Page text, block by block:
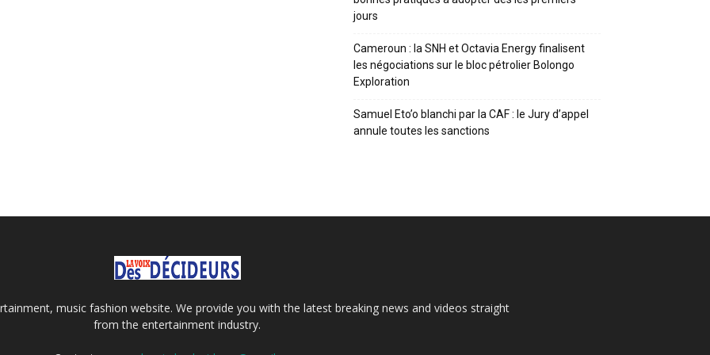
jours
Cameroun : la SNH et Octavia Energy finalisent
les négociations sur le bloc pétrolier Bolongo
Exploration
Samuel Eto’o blanchi par la CAF : le Jury d’appel
annule toutes les sanctions
music fashion website. We provide you with the latest breaking news and videos straight
from the entertainment industry.